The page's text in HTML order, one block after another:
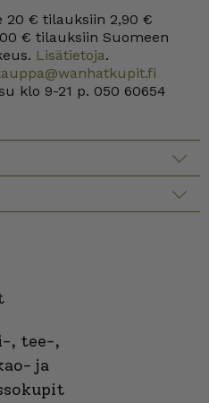
20 € tilauksiin 2,90 €
€ tilauksiin Suomeen
Lisätietoja.
klo 9-21 p. 050 60654
, tee-,
ja